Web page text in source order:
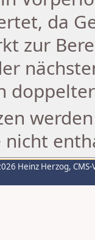
da
zur
nicht
Heinz Herzog,